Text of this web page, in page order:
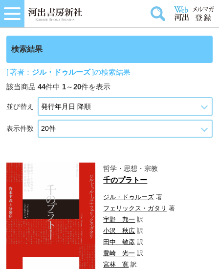
検索結果
[ 著者： ジル・ドゥルーズ]の検索結果
該当商品44件中 1～20件を表示
並び替え
表示件数
哲学・思想・宗教
千のプラトー
ジル・ドゥルーズ 著
フェリックス・ガタリ 著
宇野 邦一 訳
小沢 秋広 訳
田中 敏彦 訳
豊崎 光一 訳
宮林 寛 訳